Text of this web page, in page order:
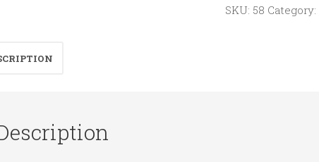
quand
SKU: 58 Category: